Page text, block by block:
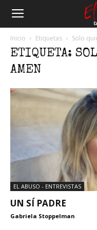
Inicio Etiquetas Solo
ETIQUETA:
AMEN
EL ABUSO - ENTREVISTAS
UN SÍ PADRE
Gabriela Stoppelman